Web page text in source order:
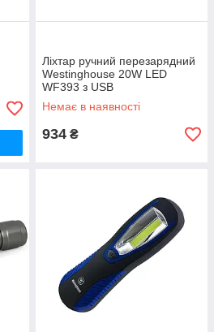
Ліхтар ручний перезарядний
Westinghouse 20W LED
WF393 з USB
Немає в наявності
934 ₴